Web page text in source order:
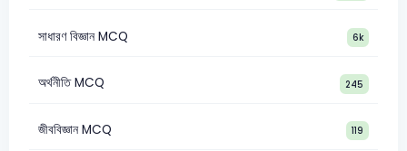
সাধারণ বিজ্ঞান MCQ 6k
অর্থনীতি MCQ 245
জীববিজ্ঞান MCQ 119